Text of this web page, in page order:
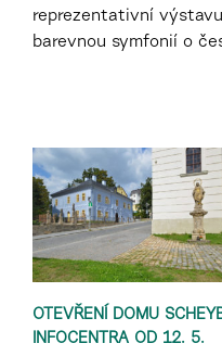
reprezentativní
barevnou symfonií o
OTEVŘENÍ DOMU
INFOCENTRA OD 12. 5.